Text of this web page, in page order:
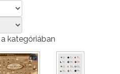
kategóriában